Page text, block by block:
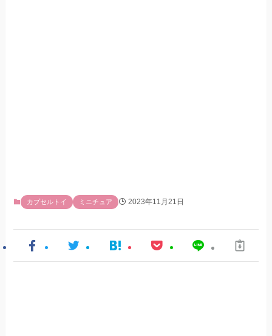
カプセルトイ ミニチュア 2023年11月21日